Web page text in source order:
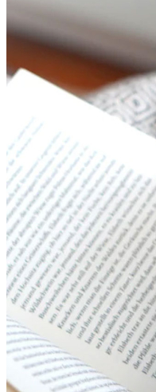
Im Rahmen der EU-
über den verantwortlichen
ist für die Einhaltung der EU-
verantwortlich.
Verantwortlicher
Voswald
Wipertistraße 1A
06484 Quedlinburg
DEUTSCHLAND
info@voswald.de
PAREYSHOP – Der
PAREYSHOP
Telefon: +49 (0) 2604 / 978
e-mail:
Mo – Fr 9:00 – 15:00 Uhr
SEMINARE
seminare@paulparey.de
PAREYSHOP VOR ORT